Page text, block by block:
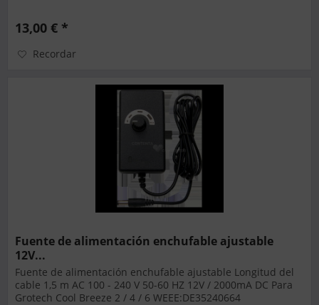
13,00 € *
Recordar
Fuente de alimentación enchufable ajustable
12V...
Fuente de alimentación enchufable ajustable Longitud del
cable 1,5 m AC 100 - 240 V 50-60 HZ 12V / 2000mA DC Para
Grotech Cool Breeze 2 / 4 / 6 WEEE:DE35240664